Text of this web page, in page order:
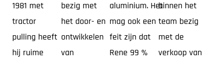
1981 met
tractor
pulling heeft
hij ruime
bezig met
het door- en
ontwikkelen
van
aluminium. Het
mag ook een
feit zijn dat
Rene 99 %
binnen het
team bezig
met de
verkoop van